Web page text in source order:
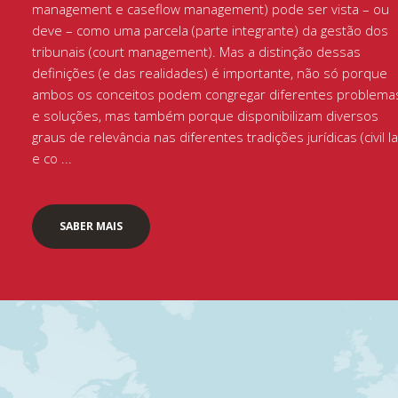
management e caseflow management) pode ser vista – ou
deve – como uma parcela (parte integrante) da gestão dos
tribunais (court management). Mas a distinção dessas
definições (e das realidades) é importante, não só porque
ambos os conceitos podem congregar diferentes
e soluções, mas também porque disponibilizam diversos
graus de relevância nas diferentes tradições jurídicas (civil
e co ...
SABER MAIS